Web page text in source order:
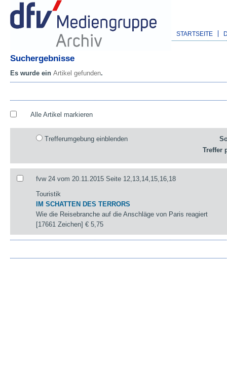
STARTSEITE
Suchergebnisse
Es wurde ein Artikel gefunden.
Alle Artikel markieren
Trefferumgebung einblenden
Treffer
fvw 24 vom 20.11.2015 Seite 12,13,14,15,16,18
Touristik
IM SCHATTEN DES TERRORS
Wie die Reisebranche auf die Anschläge von Paris reagiert
[17661 Zeichen]€ 5,75